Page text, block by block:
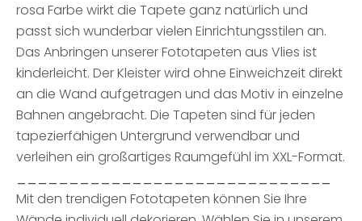
rosa Farbe wirkt die Tapete ganz natürlich und
passt sich wunderbar vielen Einrichtungsstilen an.
Das Anbringen unserer Fototapeten aus Vlies ist
kinderleicht. Der Kleister wird ohne Einweichzeit direkt
an die Wand aufgetragen und das Motiv in einzelne
Bahnen angebracht. Die Tapeten sind für jeden
tapezierfähigen Untergrund verwendbar und
verleihen ein großartiges Raumgefühl im XXL-Format.
Mit den trendigen Fototapeten können Sie Ihre